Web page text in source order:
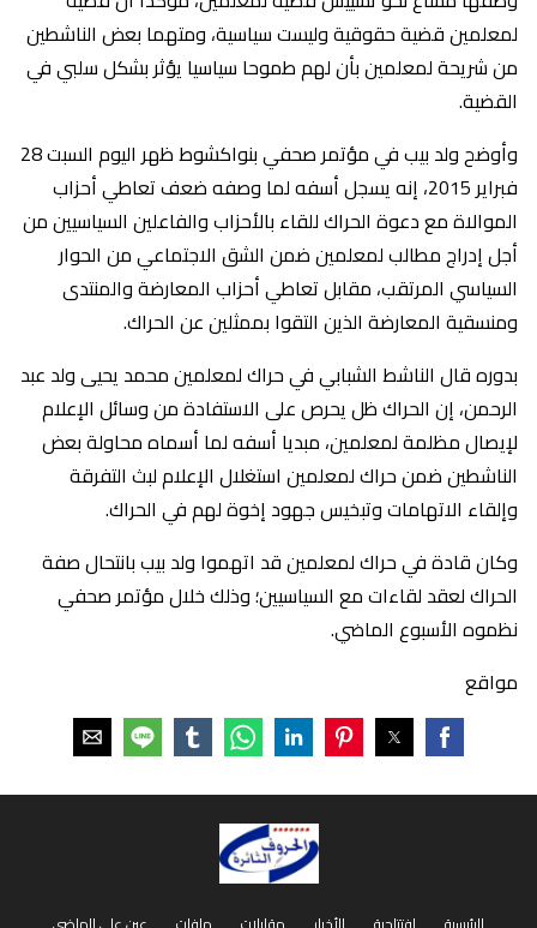
لمعلمين قضية حقوقية وليست سياسية، ومتهما بعض الناشطين
من شريحة لمعلمين بأن لهم طموحا سياسيا يؤثر بشكل سلبي في
القضية.
وأوضح ولد بيب في مؤتمر صحفي بنواكشوط ظهر اليوم السبت 28
فبراير 2015، إنه يسجل أسفه لما وصفه ضعف تعاطي أحزاب
الموالاة مع دعوة الحراك للقاء بالأحزاب والفاعلين السياسيين من
أجل إدراج مطالب لمعلمين ضمن الشق الاجتماعي من الحوار
السياسي المرتقب، مقابل تعاطي أحزاب المعارضة والمنتدى
ومنسقية المعارضة الذين التقوا بممثلين عن الحراك.
بدوره قال الناشط الشبابي في حراك لمعلمين محمد يحيى ولد عبد
الرحمن، إن الحراك ظل يحرص على الاستفادة من وسائل الإعلام
لإيصال مظلمة لمعلمين، مبديا أسفه لما أسماه محاولة بعض
الناشطين ضمن حراك لمعلمين استغلال الإعلام لبث التفرقة
وإلقاء الاتهامات وتبخيس جهود إخوة لهم في الحراك.
وكان قادة في حراك لمعلمين قد اتهموا ولد بيب بانتحال صفة
الحراك لعقد لقاءات مع السياسيين؛ وذلك خلال مؤتمر صحفي
نظموه الأسبوع الماضي.
مواقع